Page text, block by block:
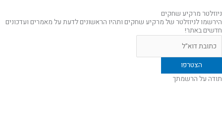
ניוזלטר מרקיע שחקים
הירשמו לניוזלטר של מרקיע שחקים ותהיו הראשונים לדעת על מאמרים ועדכונים
חדשים באתר!
תודה על הרשמתך